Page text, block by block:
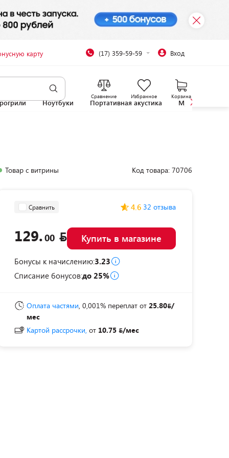
карту (17) 359-59-59 Вход
Сравнение Избранное Корзина
Ноутбуки Портативная акустика
Товар с витрины Код товара: 70706
Сравнить 4.6 32 отзыва
129.00 Купить в магазине
Бонусы к начислению:3.23
Списание бонусов:до 25%
Оплата частями, 0,001% переплат от 25.80 /
мес
Картой рассрочки, от 10.75 /мес